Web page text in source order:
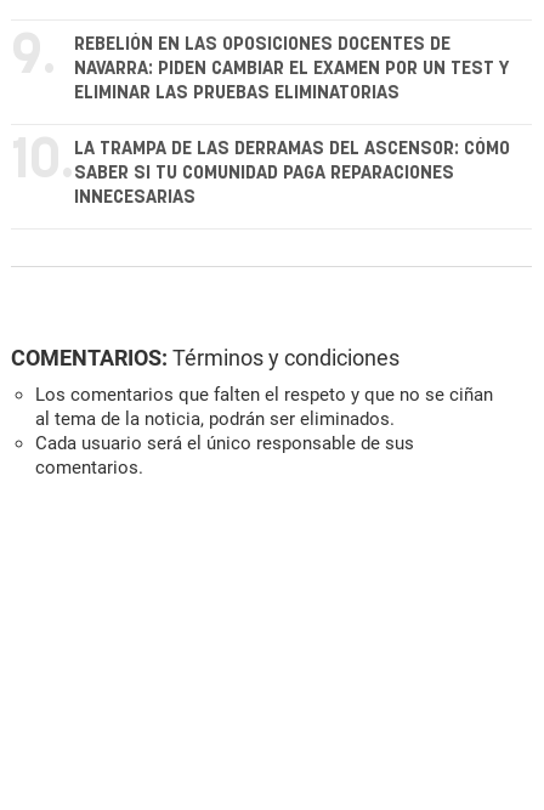
9.
REBELIÓN EN LAS OPOSICIONES DOCENTES DE
NAVARRA: PIDEN CAMBIAR EL EXAMEN POR UN TEST Y
ELIMINAR LAS PRUEBAS ELIMINATORIAS
10. LA TRAMPA DE LAS DERRAMAS DEL ASCENSOR: CÓMO
SABER SI TU COMUNIDAD PAGA REPARACIONES
INNECESARIAS
COMENTARIOS: Términos y condiciones
Los comentarios que falten el respeto y que no se ciñan
al tema de la noticia, podrán ser eliminados.
Cada usuario será el único responsable de sus
comentarios.